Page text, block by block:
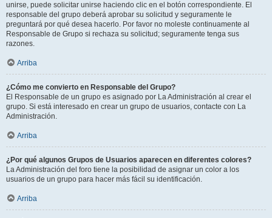
unirse, puede solicitar unirse haciendo clic en el botón correspondiente. El
responsable del grupo deberá aprobar su solicitud y seguramente le
preguntará por qué desea hacerlo. Por favor no moleste continuamente al
Responsable de Grupo si rechaza su solicitud; seguramente tenga sus
razones.
Arriba
¿Cómo me convierto en Responsable del Grupo?
El Responsable de un grupo es asignado por La Administración al crear el
grupo. Si está interesado en crear un grupo de usuarios, contacte con La
Administración.
Arriba
¿Por qué algunos Grupos de Usuarios aparecen en diferentes colores?
La Administración del foro tiene la posibilidad de asignar un color a los
usuarios de un grupo para hacer más fácil su identificación.
Arriba